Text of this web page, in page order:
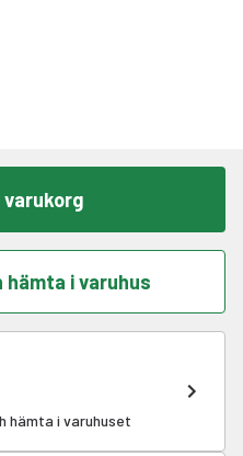
varukorg
hämta i varuhus
hämta i varuhuset